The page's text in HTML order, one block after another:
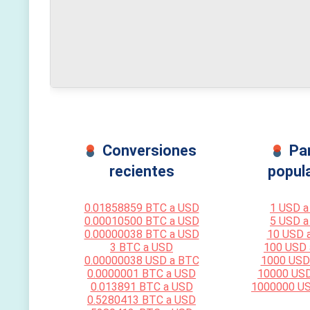
Conversiones
recientes
0.01858859 BTC a USD
0.00010500 BTC a USD
0.00000038 BTC a USD
3 BTC a USD
0.00000038 USD a BTC
0.0000001 BTC a USD
0.013891 BTC a USD
0.5280413 BTC a USD
1 USD
5 USD
10 USD
100 USD
1000
10000
1000000